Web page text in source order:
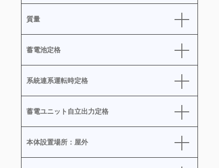
質量
蓄電池定格
系統連系運転時定格
蓄電ユニット自立出力定格
本体設置場所：屋外